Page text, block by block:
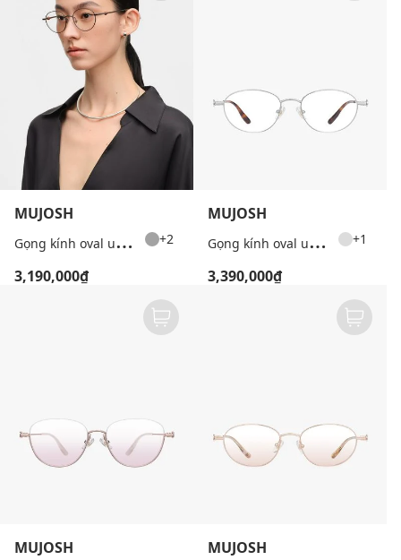
MUJOSH
G
ọng kính oval unisex cổ điển +2
3,190,000₫
MUJOSH
G
ọng kính oval unisex bản mảnh +1
3,390,000₫
MUJOSH MUJOSH